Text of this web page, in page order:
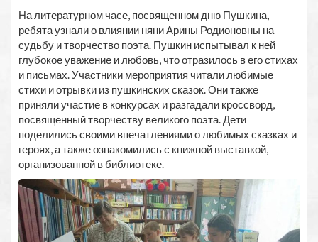
На литературном часе, посвященном дню Пушкина,
ребята узнали о влиянии няни Арины Родионовны на
судьбу и творчество поэта. Пушкин испытывал к ней
глубокое уважение и любовь, что отразилось в его стихах
и письмах. Участники мероприятия читали любимые
стихи и отрывки из пушкинских сказок. Они также
приняли участие в конкурсах и разгадали кроссворд,
посвященный творчеству великого поэта. Дети
поделились своими впечатлениями о любимых сказках и
героях, а также ознакомились с книжной выставкой,
организованной в библиотеке.